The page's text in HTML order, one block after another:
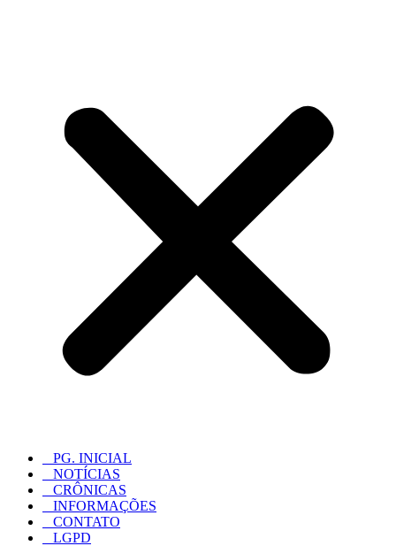
PG. INICIAL
NOTÍCIAS
CRÔNICAS
INFORMAÇÕES
CONTATO
LGPD